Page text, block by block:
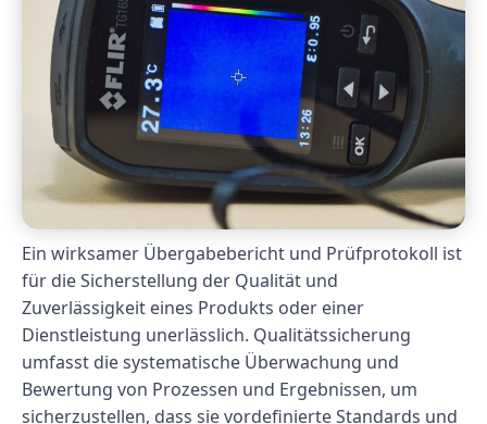
Ein wirksamer Übergabebericht und Prüfprotokoll ist
für die Sicherstellung der Qualität und
Zuverlässigkeit eines Produkts oder einer
Dienstleistung unerlässlich. Qualitätssicherung
umfasst die systematische Überwachung und
Bewertung von Prozessen und Ergebnissen, um
sicherzustellen, dass sie vordefinierte Standards und